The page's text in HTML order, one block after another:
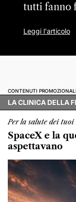
tutti fanno
Leggi l'articolo
CONTENUTI PROMOZIONALI
LA CLINICA DELLA
Per la salute dei
SpaceX e la
aspettavano